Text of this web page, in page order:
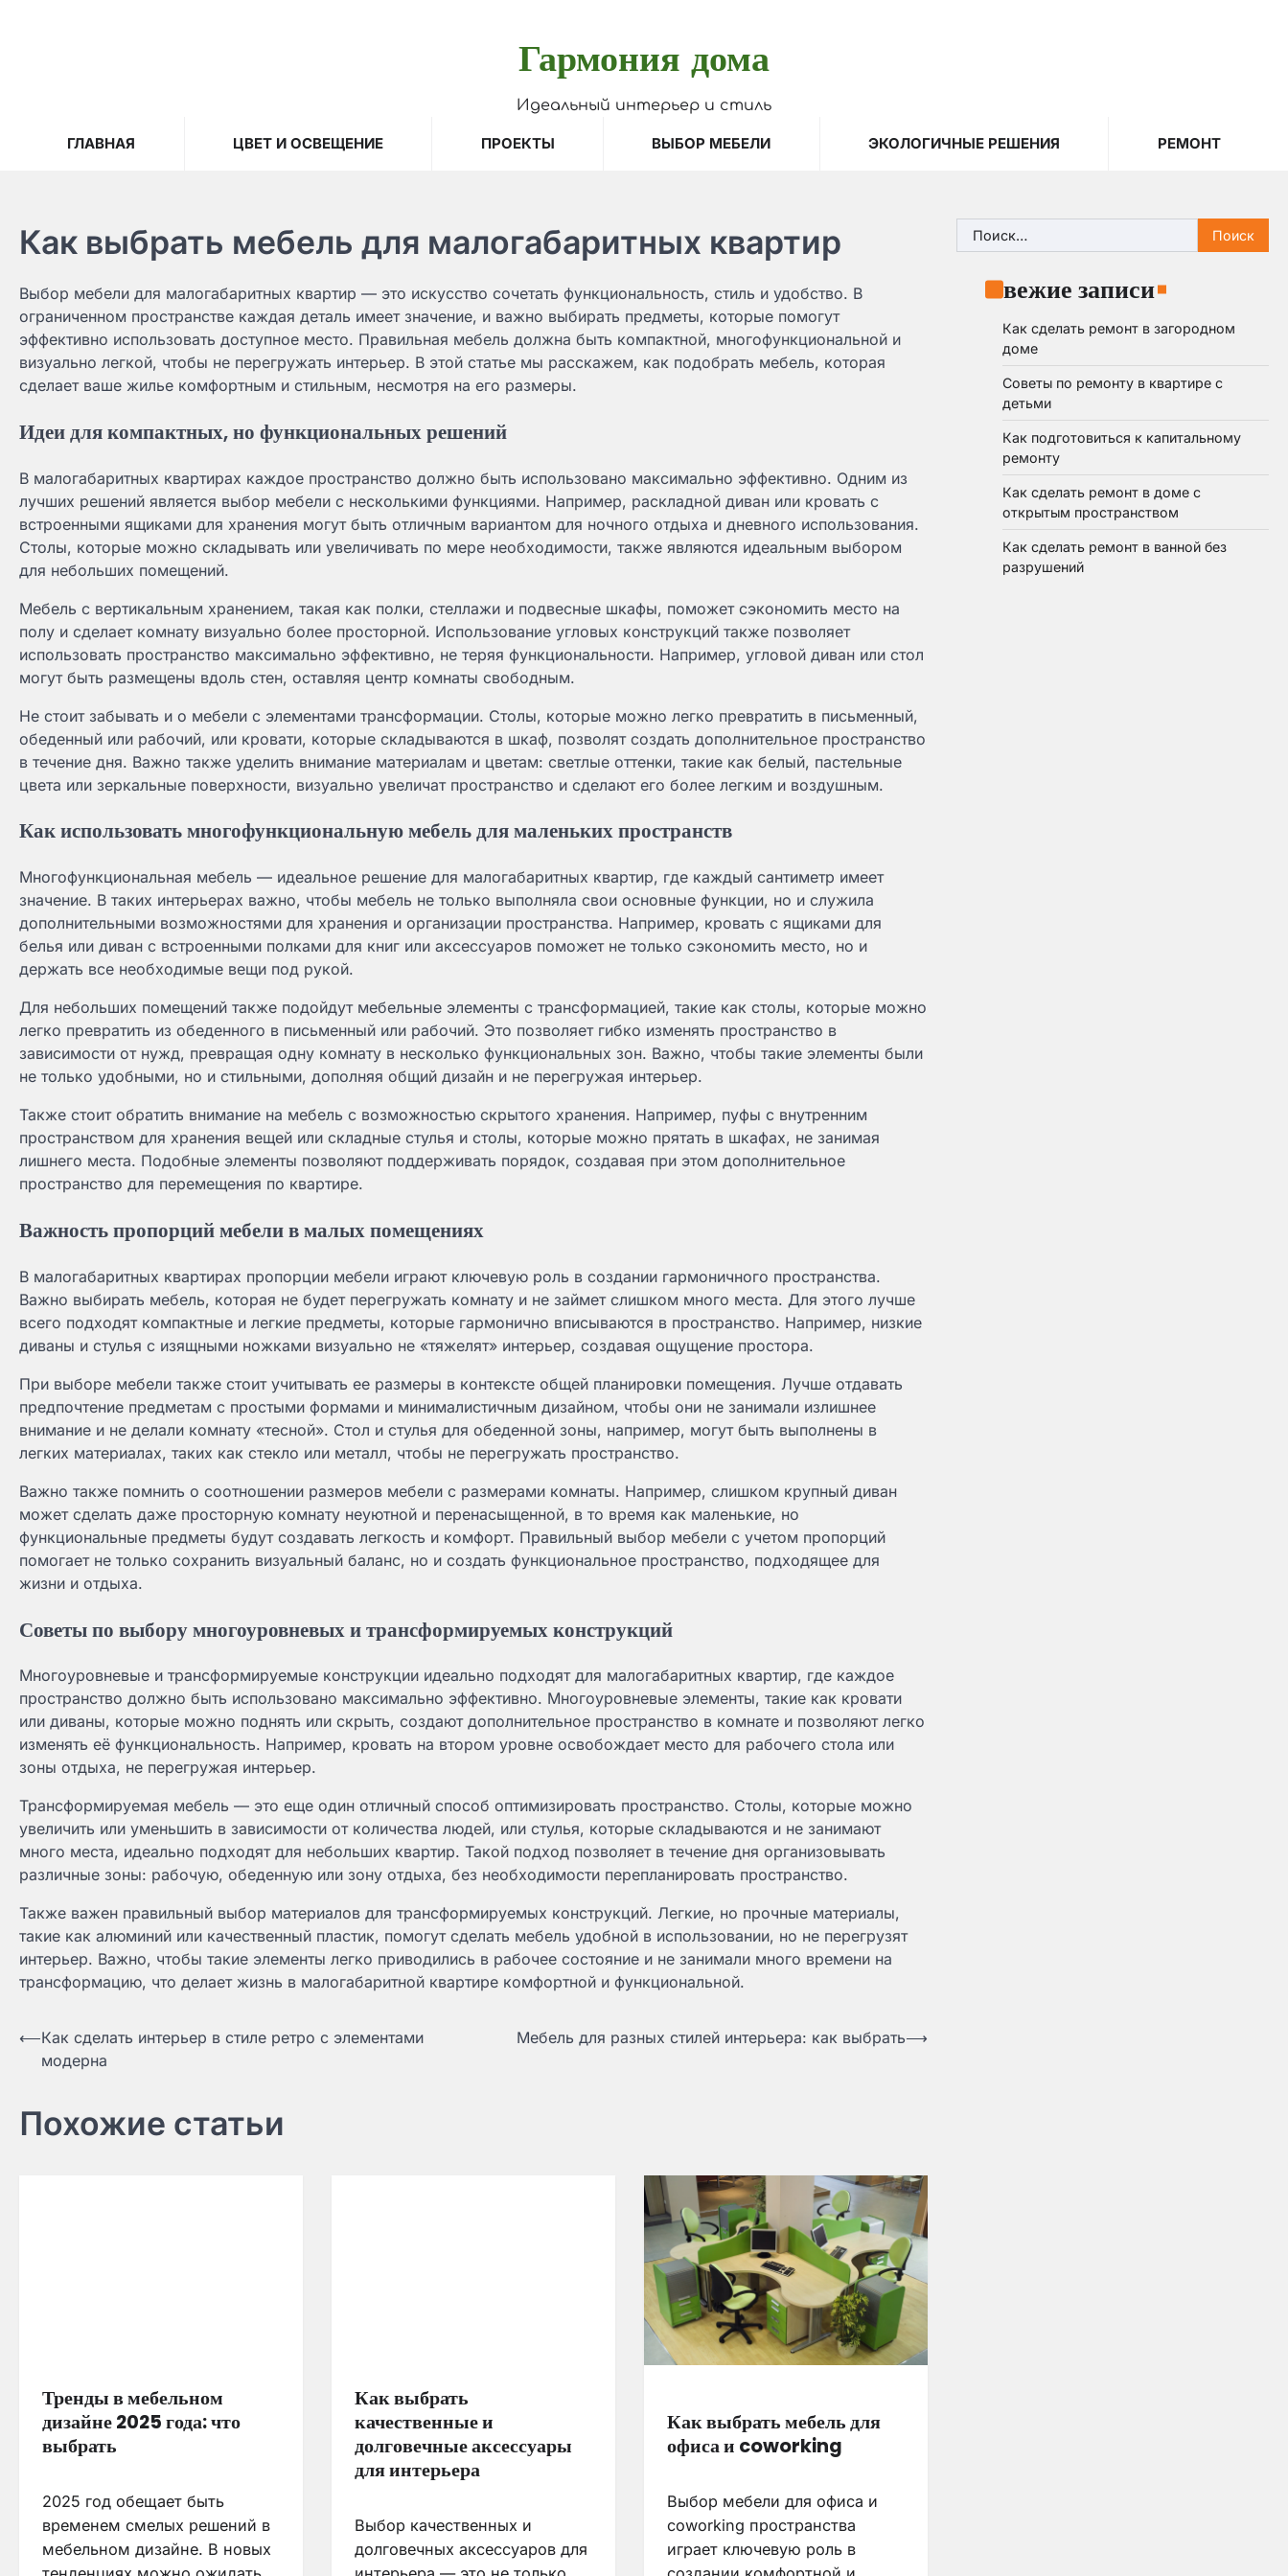
Гармония дома
Идеальный интерьер и стиль
ГЛАВНАЯ ЦВЕТ И ОСВЕЩЕНИЕ ПРОЕКТЫ ВЫБОР МЕБЕЛИ ЭКОЛОГИЧНЫЕ РЕШЕНИЯ РЕМОНТ
Как выбрать мебель для малогабаритных квартир
Выбор мебели для малогабаритных квартир — это искусство сочетать функциональность, стиль и удобство. В
ограниченном пространстве каждая деталь имеет значение, и важно выбирать предметы, которые помогут
эффективно использовать доступное место. Правильная мебель должна быть компактной, многофункциональной и
визуально легкой, чтобы не перегружать интерьер. В этой статье мы расскажем, как подобрать мебель, которая
сделает ваше жилье комфортным и стильным, несмотря на его размеры.
Идеи для компактных, но функциональных решений
В малогабаритных квартирах каждое пространство должно быть использовано максимально эффективно. Одним из
лучших решений является выбор мебели с несколькими функциями. Например, раскладной диван или кровать с
встроенными ящиками для хранения могут быть отличным вариантом для ночного отдыха и дневного использования.
Столы, которые можно складывать или увеличивать по мере необходимости, также являются идеальным выбором
для небольших помещений.
Мебель с вертикальным хранением, такая как полки, стеллажи и подвесные шкафы, поможет сэкономить место на
полу и сделает комнату визуально более просторной. Использование угловых конструкций также позволяет
использовать пространство максимально эффективно, не теряя функциональности. Например, угловой диван или стол
могут быть размещены вдоль стен, оставляя центр комнаты свободным.
Не стоит забывать и о мебели с элементами трансформации. Столы, которые можно легко превратить в письменный,
обеденный или рабочий, или кровати, которые складываются в шкаф, позволят создать дополнительное пространство
в течение дня. Важно также уделить внимание материалам и цветам: светлые оттенки, такие как белый, пастельные
цвета или зеркальные поверхности, визуально увеличат пространство и сделают его более легким и воздушным.
Как использовать многофункциональную мебель для маленьких пространств
Многофункциональная мебель — идеальное решение для малогабаритных квартир, где каждый сантиметр имеет
значение. В таких интерьерах важно, чтобы мебель не только выполняла свои основные функции, но и служила
дополнительными возможностями для хранения и организации пространства. Например, кровать с ящиками для
белья или диван с встроенными полками для книг или аксессуаров поможет не только сэкономить место, но и
держать все необходимые вещи под рукой.
Для небольших помещений также подойдут мебельные элементы с трансформацией, такие как столы, которые можно
легко превратить из обеденного в письменный или рабочий. Это позволяет гибко изменять пространство в
зависимости от нужд, превращая одну комнату в несколько функциональных зон. Важно, чтобы такие элементы были
не только удобными, но и стильными, дополняя общий дизайн и не перегружая интерьер.
Также стоит обратить внимание на мебель с возможностью скрытого хранения. Например, пуфы с внутренним
пространством для хранения вещей или складные стулья и столы, которые можно прятать в шкафах, не занимая
лишнего места. Подобные элементы позволяют поддерживать порядок, создавая при этом дополнительное
пространство для перемещения по квартире.
Важность пропорций мебели в малых помещениях
В малогабаритных квартирах пропорции мебели играют ключевую роль в создании гармоничного пространства.
Важно выбирать мебель, которая не будет перегружать комнату и не займет слишком много места. Для этого лучше
всего подходят компактные и легкие предметы, которые гармонично вписываются в пространство. Например, низкие
диваны и стулья с изящными ножками визуально не «тяжелят» интерьер, создавая ощущение простора.
При выборе мебели также стоит учитывать ее размеры в контексте общей планировки помещения. Лучше отдавать
предпочтение предметам с простыми формами и минималистичным дизайном, чтобы они не занимали излишнее
внимание и не делали комнату «тесной». Стол и стулья для обеденной зоны, например, могут быть выполнены в
легких материалах, таких как стекло или металл, чтобы не перегружать пространство.
Важно также помнить о соотношении размеров мебели с размерами комнаты. Например, слишком крупный диван
может сделать даже просторную комнату неуютной и перенасыщенной, в то время как маленькие, но
функциональные предметы будут создавать легкость и комфорт. Правильный выбор мебели с учетом пропорций
помогает не только сохранить визуальный баланс, но и создать функциональное пространство, подходящее для
жизни и отдыха.
Советы по выбору многоуровневых и трансформируемых конструкций
Многоуровневые и трансформируемые конструкции идеально подходят для малогабаритных квартир, где каждое
пространство должно быть использовано максимально эффективно. Многоуровневые элементы, такие как кровати
или диваны, которые можно поднять или скрыть, создают дополнительное пространство в комнате и позволяют легко
изменять её функциональность. Например, кровать на втором уровне освобождает место для рабочего стола или
зоны отдыха, не перегружая интерьер.
Трансформируемая мебель — это еще один отличный способ оптимизировать пространство. Столы, которые можно
увеличить или уменьшить в зависимости от количества людей, или стулья, которые складываются и не занимают
много места, идеально подходят для небольших квартир. Такой подход позволяет в течение дня организовывать
различные зоны: рабочую, обеденную или зону отдыха, без необходимости перепланировать пространство.
Также важен правильный выбор материалов для трансформируемых конструкций. Легкие, но прочные материалы,
такие как алюминий или качественный пластик, помогут сделать мебель удобной в использовании, но не перегрузят
интерьер. Важно, чтобы такие элементы легко приводились в рабочее состояние и не занимали много времени на
трансформацию, что делает жизнь в малогабаритной квартире комфортной и функциональной.
Навигация
⟵Как сделать интерьер в стиле ретро с элементами
модерна
Мебель для разных стилей интерьера: как выбрать⟶
Похожие статьи
Тренды в мебельном
дизайне 2025 года: что
выбрать
2025 год обещает быть
временем смелых решений в
мебельном дизайне. В новых
Как выбрать
качественные и
долговечные аксессуары
для интерьера
Выбор качественных и
долговечных аксессуаров для
Как выбрать мебель для
офиса и coworking
Выбор мебели для офиса и
coworking пространства
играет ключевую роль в
Найти:
Свежие записи
Как сделать ремонт в загородном
доме
Советы по ремонту в квартире с
детьми
Как подготовиться к капитальному
ремонту
Как сделать ремонт в доме с
открытым пространством
Как сделать ремонт в ванной без
разрушений